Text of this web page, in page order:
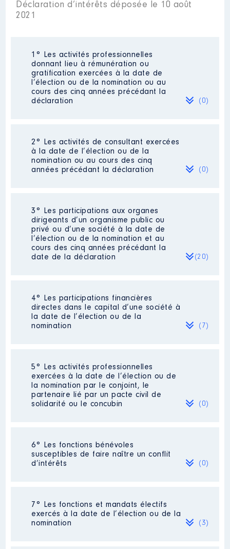
Déclaration d’intérêts déposée le 10 août
2021
1° Les activités professionnelles
donnant lieu à rémunération ou
gratification exercées à la date de
l’élection ou de la nomination ou au
cours des cinq années précédant la
déclaration
(0)
Néant
2° Les activités de consultant exercées
à la date de l’élection ou de la
nomination ou au cours des cinq
années précédant la déclaration
(0)
Néant
3° Les participations aux organes
dirigeants d’un organisme public ou
privé ou d’une société à la date de
l’élection ou de la nomination et au
cours des cinq années précédant la
date de la déclaration
(20)
Description
: Président
Commentaire : PRESIDENT
DEPUIS 2011
Rémunération ou gratification
:
2015
0 €
Net
2016
0 €
Net
2017
4° Les participations financières
directes dans le capital d’une société à
la date de l’élection ou de la
nomination
(7)
Société : AIR FRANCE KLM
Evaluation : 0 € │ Nombre de parts
détenues : 11
Rémunération ou gratification au
Société: orange
Rémunération ou gratification au
cours de l’année précédente: 0
5° Les activités professionnelles
exercées à la date de l’élection ou de
la nomination par le conjoint, le
partenaire lié par un pacte civil de
solidarité ou le concubin
(0)
Néant
6° Les fonctions bénévoles
susceptibles de faire naître un conflit
d’intérêts
(0)
Néant
7° Les fonctions et mandats électifs
exercés à la date de l’élection ou de la
nomination
(3)